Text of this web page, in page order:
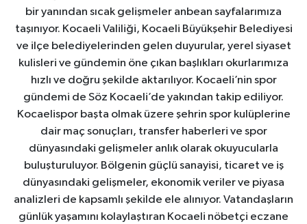
bir yanından sıcak gelişmeler anbean sayfalarımıza
taşınıyor. Kocaeli Valiliği, Kocaeli Büyükşehir Belediyesi
ve ilçe belediyelerinden gelen duyurular, yerel siyaset
kulisleri ve gündemin öne çıkan başlıkları okurlarımıza
hızlı ve doğru şekilde aktarılıyor. Kocaeli’nin spor
gündemi de Söz Kocaeli’de yakından takip ediliyor.
Kocaelispor başta olmak üzere şehrin spor kulüplerine
dair maç sonuçları, transfer haberleri ve spor
dünyasındaki gelişmeler anlık olarak okuyucularla
buluşturuluyor. Bölgenin güçlü sanayisi, ticaret ve iş
dünyasındaki gelişmeler, ekonomik veriler ve piyasa
analizleri de kapsamlı şekilde ele alınıyor. Vatandaşların
günlük yaşamını kolaylaştıran Kocaeli nöbetçi eczane